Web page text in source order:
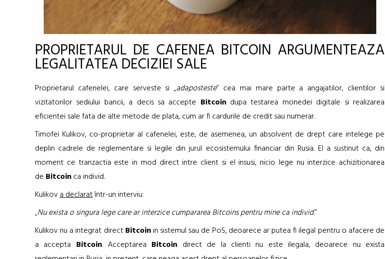
PROPRIETARUL DE CAFENEA BITCOIN ARGUMENTEAZA
LEGALITATEA DECIZIEI SALE
Proprietarul cafenelei, care serveste si „adaposteste” cea mai mare parte a angajatilor, clientilor si
vizitatorilor sediului bancii, a decis sa accepte Bitcoindupa testarea monedei digitale si realizarea
eficientei sale fata de alte metode de plata, cum ar fi cardurile de credit sau numerar.
Timofei Kulikov, co-proprietar al cafenelei, este, de asemenea, un absolvent de drept care intelege pe
deplin cadrele de reglementare si legile din jurul ecosistemului financiar din Rusia. El a sustinut ca, din
moment ce tranzactia este in mod direct intre client si el insusi, nicio lege nu interzice achizitionarea
de Bitcoinca individ.
Kulikova declaratîntr-un interviu:
„Nu exista o singura lege care ar interzice cumpararea Bitcoins pentru mine ca individ.”
Kulikov nu a integrat directBitcoinin sistemul sau de PoS, deoarece ar putea fi ilegal pentru o afacere de
a accepta Bitcoin. Acceptarea Bitcoin direct de la clienti nu este ilegala, deoarece nu exista